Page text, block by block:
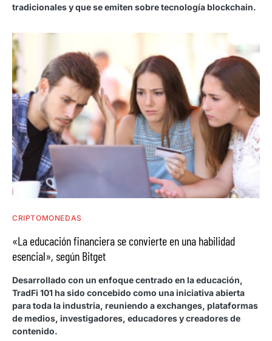
tradicionales y que se emiten sobre tecnología blockchain.
CRIPTOMONEDAS
«La educación financiera se convierte en una habilidad
esencial», según Bitget
Desarrollado con un enfoque centrado en la educación,
TradFi 101 ha sido concebido como una iniciativa abierta
para toda la industria, reuniendo a exchanges, plataformas
de medios, investigadores, educadores y creadores de
contenido.